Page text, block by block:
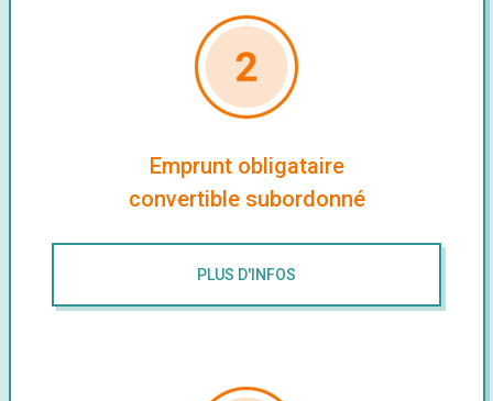
Emprunt obligataire
convertible subordonné
PLUS D'INFOS